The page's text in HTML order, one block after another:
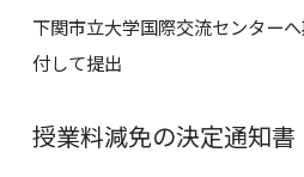
下関市立大学国際交流センター
付して提出
授業料減免の決定通知書